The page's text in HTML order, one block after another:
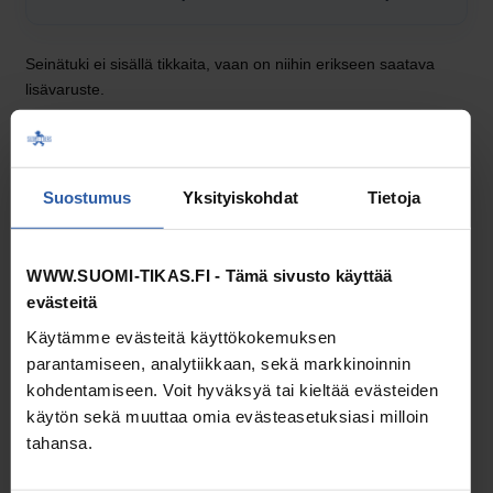
Suostumus Yksityiskohdat Tietoja
WWW.SUOMI-TIKAS.FI - Tämä sivusto käyttää
evästeitä
Käytämme evästeitä käyttökokemuksen
parantamiseen, analytiikkaan, sekä markkinoinnin
kohdentamiseen. Voit hyväksyä tai kieltää evästeiden
käytön sekä muuttaa omia evästeasetuksiasi milloin
tahansa.
Seinätuki ei sisällä tikkaita, vaan on niihin erikseen saatava
lisävaruste.
Soveltuu käytettäväksi seuraavien tikkaiden kanssa:
Malli KT-140
Malli KT-150
2-osaiset nojatikkaat
Malli KTS-272
Malli KTS-284
3-osaiset nojatikkaat
Malli KTS-360